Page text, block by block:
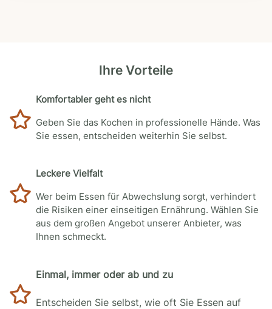
Ihre Vorteile
Komfortabler geht es nicht
Geben Sie das Kochen in professionelle Hände. Was
Sie essen, entscheiden weiterhin Sie selbst.
Leckere Vielfalt
Wer beim Essen für Abwechslung sorgt, verhindert
die Risiken einer einseitigen Ernährung. Wählen Sie
aus dem großen Angebot unserer Anbieter, was
Ihnen schmeckt.
Einmal, immer oder ab und zu
Entscheiden Sie selbst, wie oft Sie Essen auf